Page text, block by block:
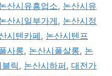
산시유흥업소, 논산시유
산시일부가게 , 논산시정
시텐카페 , 논산시텐프
사롱, 논산시풀살롱, 논
릭 , 논산시하퍼 , 대전가